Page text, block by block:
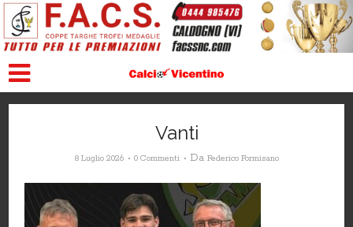
Vanti
8 Luglio 2026 0 Commenti Da Federico Formisano